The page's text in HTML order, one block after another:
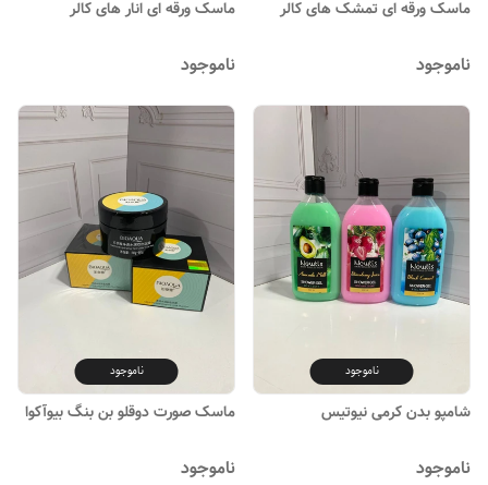
ماسک ورقه ای تمشک های کالر
ناموجود
ماسک ورقه ای انار های کالر
ناموجود
ناموجود
شامپو بدن کرمی نیوتیس
ناموجود
ناموجود
ماسک صورت دوقلو بن بنگ بیوآکوا
ناموجود